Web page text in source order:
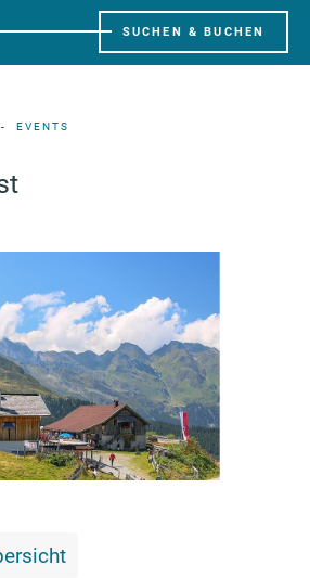
SUCHEN & BUCHEN
EVENTS